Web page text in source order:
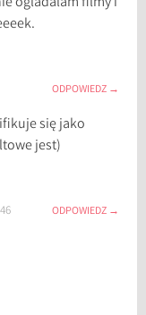
ODPOWIEDZ
się jako
jest)
ODPOWIEDZ